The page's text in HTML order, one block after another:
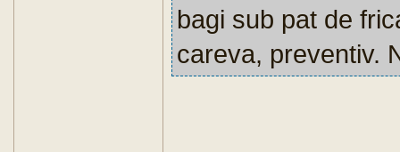
bagi sub pat de
careva, preventiv.